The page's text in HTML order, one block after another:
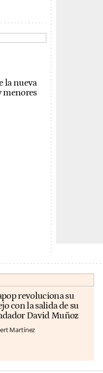
la nueva
menores
revoluciona su
con la salida de su
David Muñoz
Martínez